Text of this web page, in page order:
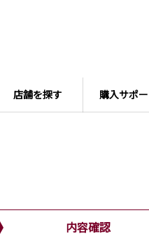
店舗を探す 購入サポ
内容確認